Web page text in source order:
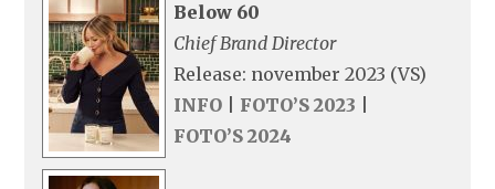
Below 60
Chief Brand Director
Release: november 2023 (VS)
INFO
FOTO’S 2023
FOTO’S 2024